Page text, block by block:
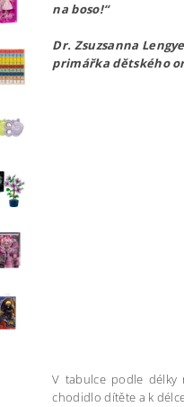
na boso!“
Dr. Zsuzsanna
primářka dětského
V tabulce podle délky
chodidlo dítěte a k